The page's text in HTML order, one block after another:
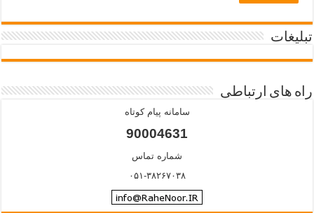
تبلیغات
راه های ارتباطی
سامانه پیام کوتاه
90004631
شماره تماس
۰۵۱-۳۸۲۶۷۰۳۸